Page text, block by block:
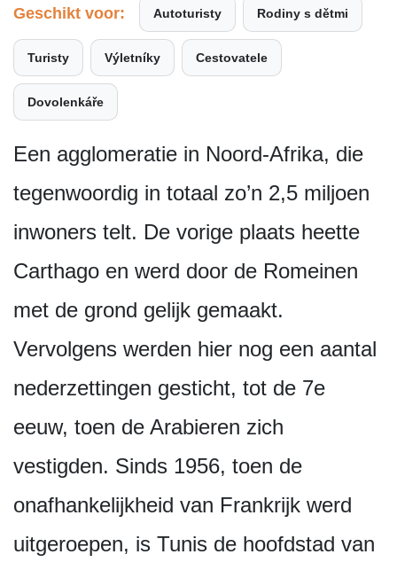
Geschikt voor: Autoturisty Rodiny s dětmi
Turisty Výletníky Cestovatele
Dovolenkáře
Een agglomeratie in Noord-Afrika, die
tegenwoordig in totaal zo’n 2,5 miljoen
inwoners telt. De vorige plaats heette
Carthago en werd door de Romeinen
met de grond gelijk gemaakt.
Vervolgens werden hier nog een aantal
nederzettingen gesticht, tot de 7e
eeuw, toen de Arabieren zich
vestigden. Sinds 1956, toen de
onafhankelijkheid van Frankrijk werd
uitgeroepen, is Tunis de hoofdstad van